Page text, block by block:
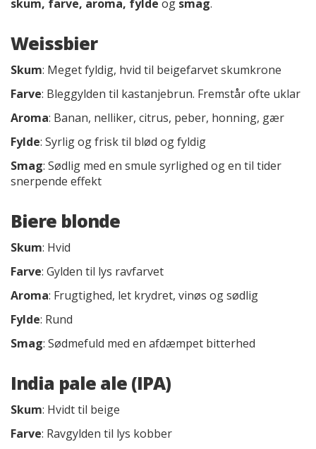
skum, farve, aroma, fylde og smag.
Weissbier
Skum: Meget fyldig, hvid til beigefarvet skumkrone
Farve: Bleggylden til kastanjebrun. Fremstår ofte uklar
Aroma: Banan, nelliker, citrus, peber, honning, gær
Fylde: Syrlig og frisk til blød og fyldig
Smag: Sødlig med en smule syrlighed og en til tider
snerpende effekt
Biere blonde
Skum: Hvid
Farve: Gylden til lys ravfarvet
Aroma: Frugtighed, let krydret, vinøs og sødlig
Fylde: Rund
Smag: Sødmefuld med en afdæmpet bitterhed
India pale ale (IPA)
Skum: Hvidt til beige
Farve: Ravgylden til lys kobber